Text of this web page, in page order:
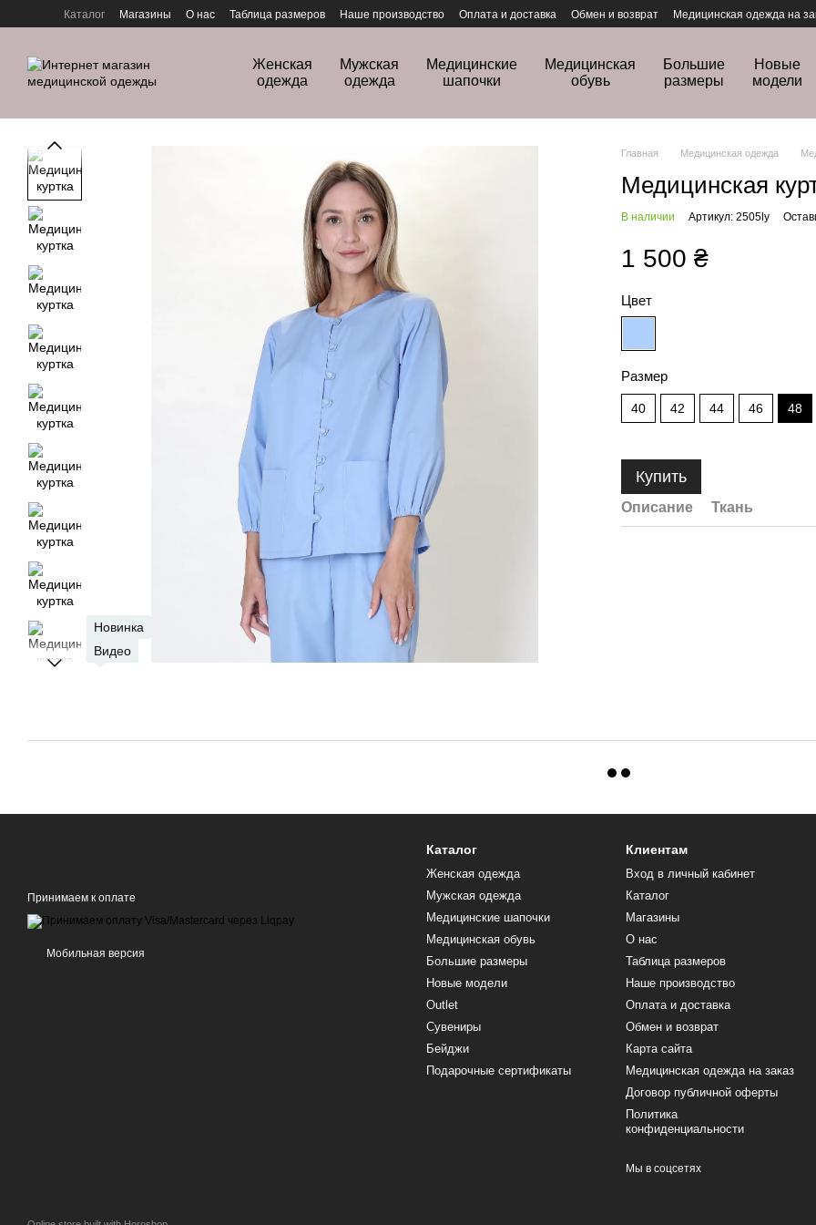
Перейти к основному контенту
Каталог Магазины О нас Таблица размеров Наше производство Оплата и доставка Обмен и возврат Медицинская одежда на
Женская
одежда
Мужская
одежда
Медицинские
шапочки
Медицинская
обувь
Большие
размеры
Новые
модели
Новинка
Видео
Главная Медицинская одежда
Медицинская
В наличии Артикул: 2505ly
1 500 ₴
Цвет
Размер
40 42 44 46 48
Купить
Описание Ткань
Принимаем к оплате
Мобильная версия
Каталог
Женская одежда
Мужская одежда
Медицинские шапочки
Медицинская обувь
Большие размеры
Новые модели
Outlet
Сувениры
Бейджи
Подарочные сертификаты
Клиентам
Вход в личный кабинет
Каталог
Магазины
О нас
Таблица размеров
Наше производство
Оплата и доставка
Обмен и возврат
Карта сайта
Медицинская одежда на заказ
Договор публичной оферты
Политика
конфиденциальности
Мы в соцсетях